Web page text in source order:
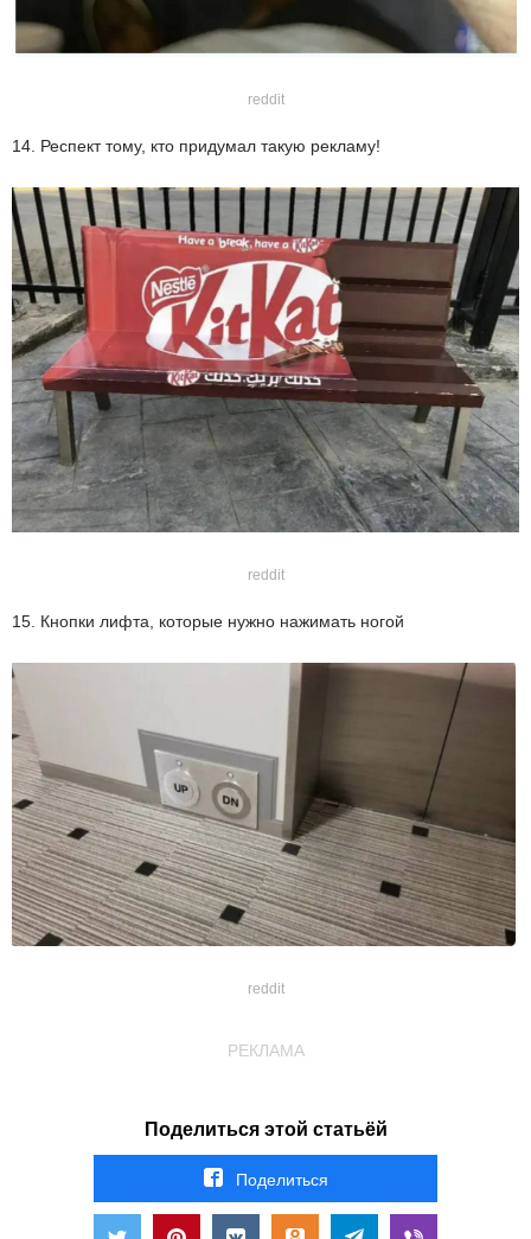
reddit
14. Респект тому, кто придумал такую рекламу!
reddit
15. Кнопки лифта, которые нужно нажимать ногой
reddit
РЕКЛАМА
Поделиться этой статьёй
Поделиться